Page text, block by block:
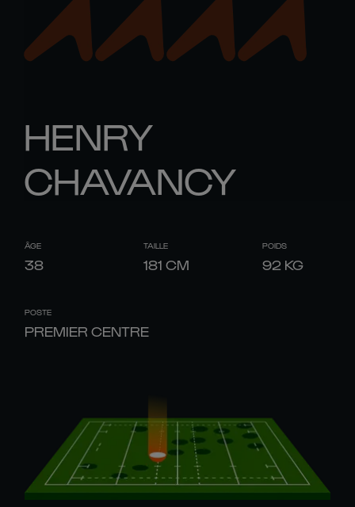
HENRY
CHAVANCY
ÂGE
38
TAILLE
181 CM
POIDS
92 KG
POSTE
PREMIER CENTRE